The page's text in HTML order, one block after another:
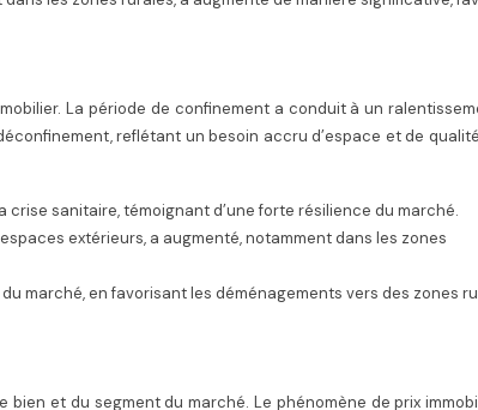
La période de confinement a conduit à un
reflétant un besoin accru d’espace et de
sanitaire, témoignant d’une forte résilience du marché.
extérieurs, a augmenté, notamment dans les zones
marché, en favorisant les déménagements vers des zones
et du segment du marché. Le phénomène de prix